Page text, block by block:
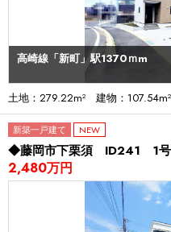
高崎線「新町」駅1370ｍm
土地：279.22m² 建物：
新築一戸建て NEW
◆藤岡市下栗須 ID241 1
2,480万円